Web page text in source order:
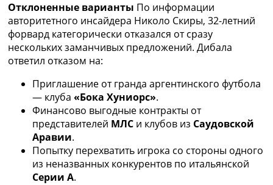
Рейтинги
Правила
Коллективный прогноз
Турниры
Чемпионат Мира
Украина. Премьер-Лига
Украина. Первая Лига
Лига Чемпионов
Англия. Премьер Лига
Испания. Ла Лига
Другие Турниры >>>
Таблицы
Таблицы групп Чемпионата Мира
Отклоненные варианты По информации
авторитетного инсайдера Николо Скиры, 32-летний
форвард категорически отказался от сразу
нескольких заманчивых предложений. Дибала
ответил отказом на:
Приглашение от гранда аргентинского футбола
— клуба «Бока Хуниорс».
Финансово выгодные контракты от
представителей МЛС и клубов из Саудовской
Аравии.
Попытку перехватить игрока со стороны одного
из неназванных конкурентов по итальянской
Серии А.